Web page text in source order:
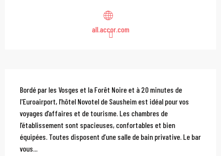
all.accor.com
Description
Bordé par les Vosges et la Forêt Noire et à 20 minutes de
l'Euroairport, l’hôtel Novotel de Sausheim est idéal pour vos
voyages d’affaires et de tourisme. Les chambres de
l’établissement sont spacieuses, confortables et bien
équipées. Toutes disposent d’une salle de bain privative. Le bar
vous...